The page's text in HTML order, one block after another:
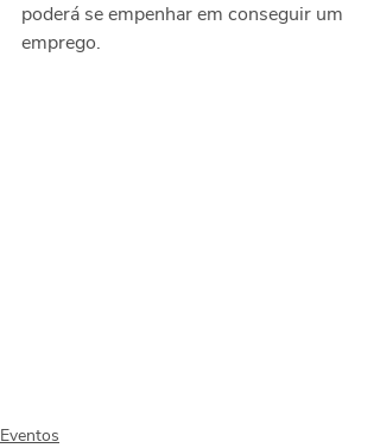
poderá se empenhar em conseguir um
emprego.
Eventos